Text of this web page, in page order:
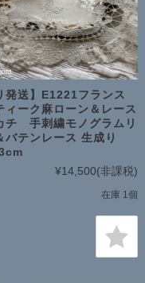
発送】E1221フランス
ィーク麻ローン＆レース
チ 手刺繍モノグラムリ
バテンレース 生成り
¥14,500(非課税)
在庫 1個